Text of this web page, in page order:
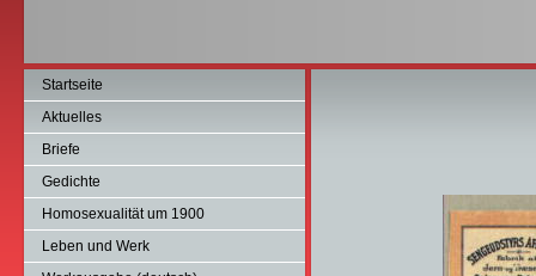
Startseite
Aktuelles
Briefe
Gedichte
Homosexualität um 1900
Leben und Werk